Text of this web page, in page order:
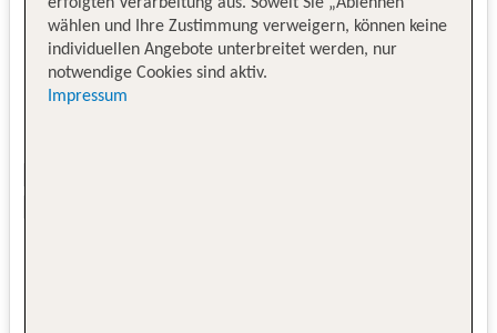
wählen und Ihre Zustimmung verweigern, können keine
individuellen Angebote unterbreitet werden, nur
notwendige Cookies sind aktiv.
Impressum